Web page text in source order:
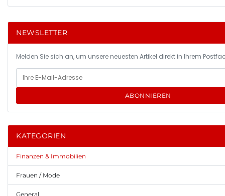
NEWSLETTER
Melden Sie sich an, um unsere neuesten Artikel direkt in Ihrem
ABONNIEREN
KATEGORIEN
Finanzen & Immobilien
Frauen / Mode
General